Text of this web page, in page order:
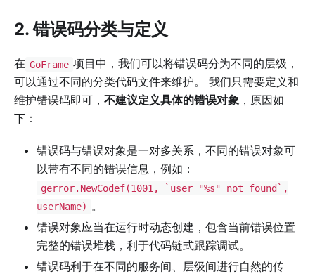
2. 错误码分类与定义
在 GoFrame 项目中，我们可以将错误码分为不同的层级，
可以通过不同的分类代码文件来维护。 我们只需要定义和
维护错误码即可， 不建议定义具体的错误对象 ，原因如
下：
错误码与错误对象是一对多关系，不同的错误对象可
以带有不同的错误信息，例如：
gerror.NewCodef(1001, `user "%s" not found`,
userName)
。
错误对象应当在运行时动态创建，包含当前错误位置
完整的错误堆栈，利于代码链式跟踪调试。
错误码利于在不同的服务间、层级间进行自然的传